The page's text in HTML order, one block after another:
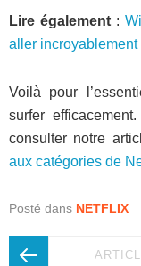
Lire également :
aller incroyablement
Voilà pour
surfer
consulter notre
aux catégories de
Posté dans NETFLIX